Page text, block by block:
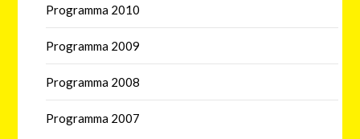
Programma 2010
Programma 2009
Programma 2008
Programma 2007